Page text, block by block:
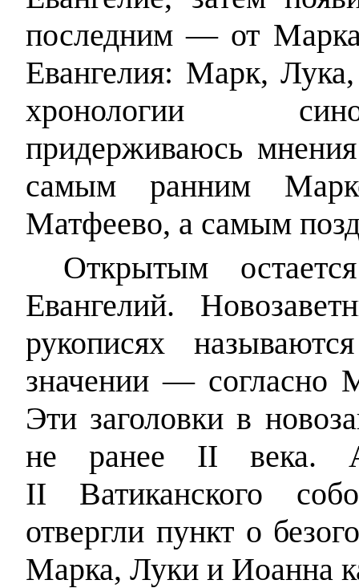
последним — от
Евангелия: Марк,
хронологии
придерживаюсь
самым ранним
Матфеево, а самым
Открытым
Евангелий.
рукописях
значении —
Эти заголовки в
не ранее II века.
II Ватиканского
отвергли пункт о
Марка, Луки и Иоанна